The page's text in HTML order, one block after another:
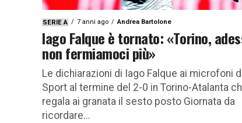
SERIE A 7 anni ago Andrea Bartolone
Iago Falque è tornato: «Torino,
non fermiamoci più»
Le dichiarazioni di Iago Falque ai microfoni
Sport al termine del 2-0 in Torino-Atalanta
regala ai granata il sesto posto Giornata da
ricordare...